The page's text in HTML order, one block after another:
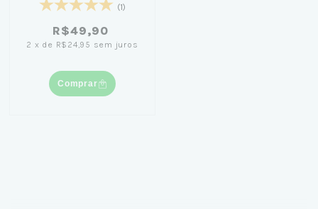
(1)
R$49,90
2 x de R$24,95 sem juros
Comprar